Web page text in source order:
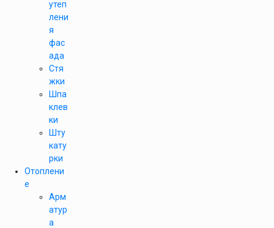
утеп
лени
я
фас
ада
Стя
жки
Шпа
клев
ки
Шту
кату
рки
Отоплени
е
Арм
атур
а